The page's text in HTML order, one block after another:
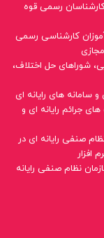
رسمی قوه
کارشناسی رسمی
شوراهای حل اختلاف،
سامانه های رایانه ای
جرائم رایانه ای و
صنفی رایانه ای در
افزار
نظام صنفی رایانه